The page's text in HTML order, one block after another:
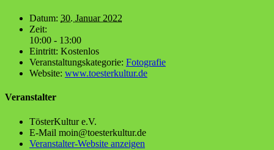
Datum: 30. Januar 2022
Zeit:
10:00 - 13:00
Eintritt: Kostenlos
Veranstaltungskategorie: Fotografie
Website: www.toesterkultur.de
Veranstalter
Tös­ter­Kul­tur e.V.
E-Mail moin@toesterkultur.de
Veranstalter-Website anzeigen